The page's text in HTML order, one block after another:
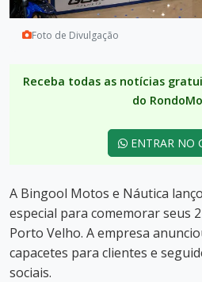
Foto de Divulgação
Receba todas as notícias
do
ENTRAR NO
A Bingool Motos e Náutica
especial para comemorar seus
Porto Velho. A empresa
capacetes para clientes e
sociais.